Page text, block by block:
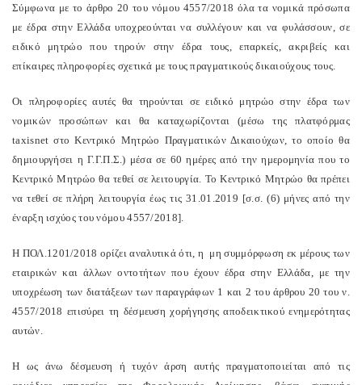
Σύμφωνα με το άρθρο 20 του νόμου 4557/2018 όλα τα νομικά πρόσωπα
με έδρα στην Ελλάδα υποχρεούνται να συλλέγουν και να φυλάσσουν, σε
ειδικό μητρώο που τηρούν στην έδρα τους, επαρκείς, ακριβείς και
επίκαιρες πληροφορίες σχετικά με τους πραγματικούς δικαιούχους τους.
Οι πληροφορίες αυτές θα τηρούνται σε ειδικό μητρώο στην έδρα των
νομικών προσώπων και θα καταχωρίζονται (μέσω της πλατφόρμας
taxisnet στο Κεντρικό Μητρώο Πραγματικών Δικαιούχων, το οποίο θα
δημιουργήσει η Γ.Γ.Π.Σ.) μέσα σε 60 ημέρες από την ημερομηνία που το
Κεντρικό Μητρώο θα τεθεί σε λειτουργία. Το Κεντρικό Μητρώο θα πρέπει
να τεθεί σε πλήρη λειτουργία έως τις 31.01.2019 [σ.σ. (6) μήνες από την
έναρξη ισχύος του νόμου 4557/2018].
Η ΠΟΛ.1201/2018 ορίζει αναλυτικά ότι, η μη συμμόρφωση εκ μέρους των
εταιρικών και άλλων οντοτήτων που έχουν έδρα στην Ελλάδα, με την
υποχρέωση των διατάξεων των παραγράφων 1 και 2 του άρθρου 20 του ν.
4557/2018 επισύρει τη δέσμευση χορήγησης αποδεικτικού ενημερότητας
αυτών.
Η ως άνω δέσμευση ή τυχόν άρση αυτής πραγματοποιείται από τις